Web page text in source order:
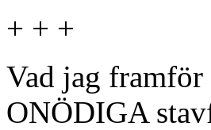
+ + +
Vad jag
ONÖDIGA